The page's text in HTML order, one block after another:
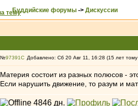
Буддийские форумы -> Дискуссии
№97391 Добавлено: Сб 20 Авг 11, 16:28 (15 лет
Материя состоит из разных полюсов -
Если нарушить движение, то разум и